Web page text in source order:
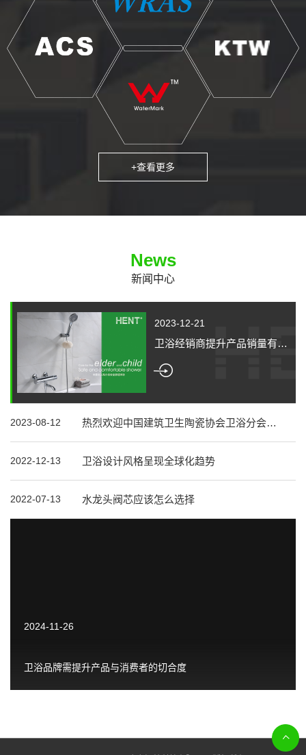
+查看更多
News
新闻中心
2023-12-21
卫浴经销商提升产品销量有技巧？
2023-08-12 热烈欢迎中国建筑卫生陶瓷协会卫浴分会领导及企业代表莅临指导​​
2022-12-13 卫浴设计风格呈现全球化趋势
2022-07-13 水龙头阀芯应该怎么选择
2024-11-26
卫浴品牌需提升产品与消费者的切合度